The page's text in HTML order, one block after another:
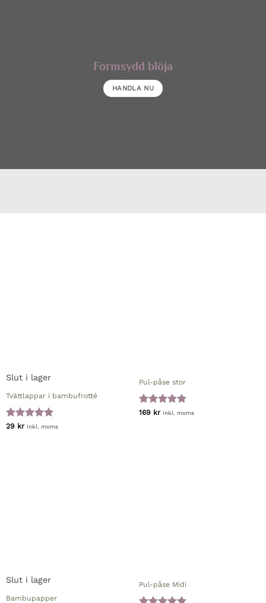
Formsydd blöja
HANDLA NU
Slut i lager
Tvättlappar i bambufrotté
Betygsatt5
29 kr inkl. moms
Pul-påse stor
Betygsatt5
169 kr inkl. moms
Slut i lager
Bambupapper
Pul-påse Midi